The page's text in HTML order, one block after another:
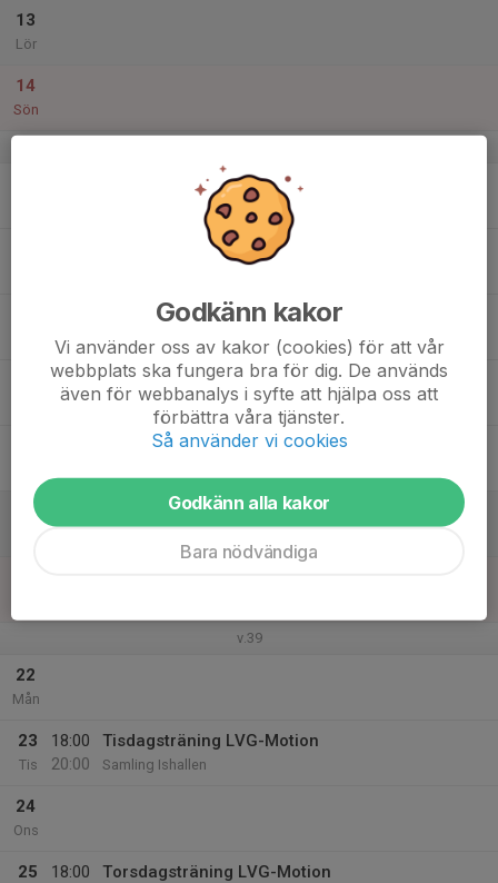
13
Lör
14
Sön
Tisdagsträning LVG-Motion
18:00
20:00
Torsdagsträning LVG-Motion
Samling Ishallen
20
v.39
22
Mån
23
Tis
18:00
20:00
Tisdagsträning LVG-Motion
Samling Ishallen
24
Ons
25
18:00
Torsdagsträning LVG-Motion
Godkänn kakor
Vi använder oss av kakor (cookies) för att vår
webbplats ska fungera bra för dig. De används
även för webbanalys i syfte att hjälpa oss att
förbättra våra tjänster.
Så använder vi cookies
Godkänn alla kakor
Bara nödvändiga